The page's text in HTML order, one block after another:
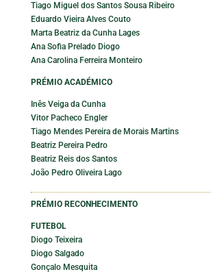
Tiago Miguel dos Santos Sousa Ribeiro
Eduardo Vieira Alves Couto
Marta Beatriz da Cunha Lages
Ana Sofia Prelado Diogo
Ana Carolina Ferreira Monteiro
PRÉMIO ACADÉMICO
Inês Veiga da Cunha
Vitor Pacheco Engler
Tiago Mendes Pereira de Morais Martins
Beatriz Pereira Pedro
Beatriz Reis dos Santos
João Pedro Oliveira Lago
PRÉMIO RECONHECIMENTO
FUTEBOL
Diogo Teixeira
Diogo Salgado
Gonçalo Mesquita